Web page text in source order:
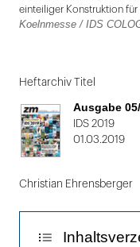
einteiliger Konstruktion
Koelnmesse / IDS
1
von
2
Heftarchiv Titel
Ausgabe
IDS 2019
01.03.2019
Christian Ehrensberger